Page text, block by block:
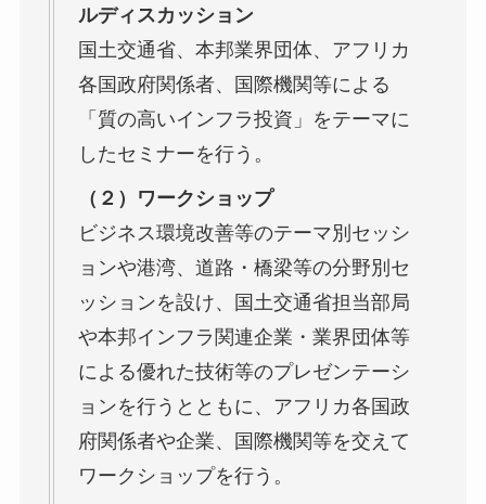
ルディスカッション
国土交通省、本邦業界団体、アフリカ
各国政府関係者、国際機関等による
「質の高いインフラ投資」をテーマに
したセミナーを行う。
（２）ワークショップ
ビジネス環境改善等のテーマ別セッシ
ョンや港湾、道路・橋梁等の分野別セ
ッションを設け、国土交通省担当部局
や本邦インフラ関連企業・業界団体等
による優れた技術等のプレゼンテーシ
ョンを行うとともに、アフリカ各国政
府関係者や企業、国際機関等を交えて
ワークショップを行う。